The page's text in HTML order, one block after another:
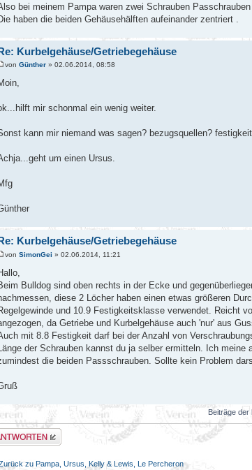
bei meinem Pampa waren zwei Schrauben Passchrauben .
haben die beiden Gehäusehälften aufeinander zentriert .
Kurbelgehäuse/Getriebegehäuse
von Günther » 02.06.2014, 08:58
mir schonmal ein wenig weiter.
kann mir niemand was sagen? bezugsquellen?
um einen Ursus.
Kurbelgehäuse/Getriebegehäuse
von SimonGei » 02.06.2014, 11:21
Bulldog sind oben rechts in der Ecke und
diese 2 Löcher haben einen etwas größeren
und 10.9 Festigkeitsklasse verwendet. Reicht
da Getriebe und Kurbelgehäuse auch 'nur' aus
mit 8.8 Festigkeit darf bei der Anzahl von
der Schrauben kannst du ja selber ermitteln. Ich meine
die beiden Passschrauben. Sollte kein Problem
Beiträge der
erstellen
zu Pampa, Ursus, Kelly & Lewis, Le Percheron